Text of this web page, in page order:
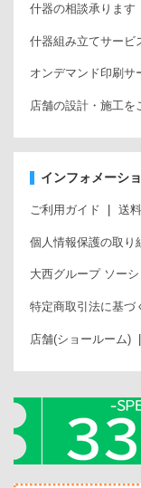
什器の相談承ります
什器組み立てサービ
オンデマンド印刷サ
店舗の設計・施工を
インフォメーシ
ご利用ガイド 送
個人情報保護の取り
大西グループ ソー
特定商取引法に基づ
店舗(ショールーム)